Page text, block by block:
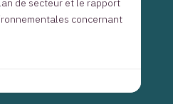
de secteur et le rapport
concernant